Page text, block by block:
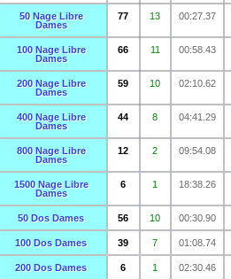
50 Nage Libre
Dames
77 13 00:27.37
100 Nage Libre
Dames
66 11 00:58.43
200 Nage Libre
Dames
59 10 02:10.62
400 Nage Libre
Dames
44 8 04:41.29
800 Nage Libre
Dames
12 2 09:54.08
1500 Nage Libre
Dames
6 1 18:38.26
50 Dos Dames 56 10 00:30.90
100 Dos Dames 39 7 01:08.74
200 Dos Dames 6 1 02:30.46